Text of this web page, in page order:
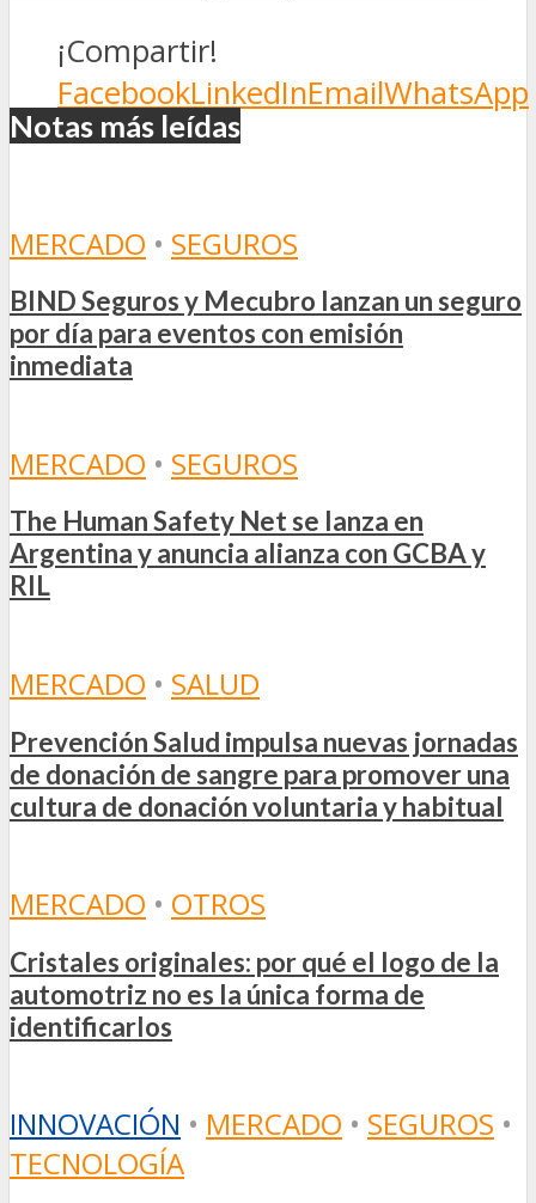
¡Compartir!
FacebookLinkedInEmailWhatsApp
Notas más leídas
MERCADO • SEGUROS
BIND Seguros y Mecubro lanzan un seguro
por día para eventos con emisión
inmediata
MERCADO • SEGUROS
The Human Safety Net se lanza en
Argentina y anuncia alianza con GCBA y
RIL
MERCADO • SALUD
Prevención Salud impulsa nuevas jornadas
de donación de sangre para promover una
cultura de donación voluntaria y habitual
MERCADO • OTROS
Cristales originales: por qué el logo de la
automotriz no es la única forma de
identificarlos
INNOVACIÓN • MERCADO • SEGUROS •
TECNOLOGÍA